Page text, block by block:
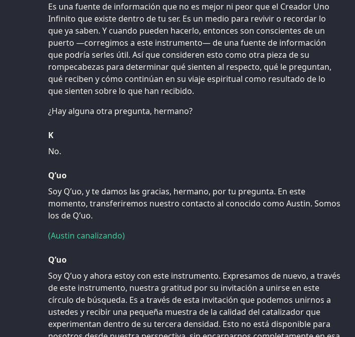
Es una fuente de información que no es mejor ni peor que el Creador Uno
Infinito que existe dentro de tu ser. Es un medio para revivir o recordar lo
que ya saben. Y cuando pueden hacerlo, entonces son conscientes de un
puerto —corregimos a este instrumento— de una fuente de información
que podría serles útil. Así que consideren esto como otra pieza de su
rompecabezas para determinar qué sienten al respecto, qué le preguntan,
qué reciben y cómo continúan en su viaje espiritual como resultado de lo
que sienten sobre lo que han recibido.
¿Hay alguna otra pregunta, hermano?
K
No.
Q’uo
Soy Q’uo, y te damos las gracias, hermano, por tu pregunta. En este
momento, transferiremos nuestro contacto al conocido como Austin. Somos
los de Q’uo.
(Austin canalizando)
Q’uo
Soy Q’uo y ahora estoy con este instrumento. Expresamos de nuevo, a través
de este instrumento, nuestra gratitud por su invitación a unirse en este
círculo de búsqueda. Es a través de esta invitación que podemos unirnos a
ustedes y recibir una pequeña muestra de la calidad del catalizador que
experimentan dentro de su tercera densidad. Esto no está disponible para